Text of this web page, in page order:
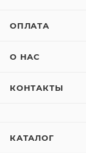
ОПЛАТА
О НАС
КОНТАКТЫ
КАТАЛОГ